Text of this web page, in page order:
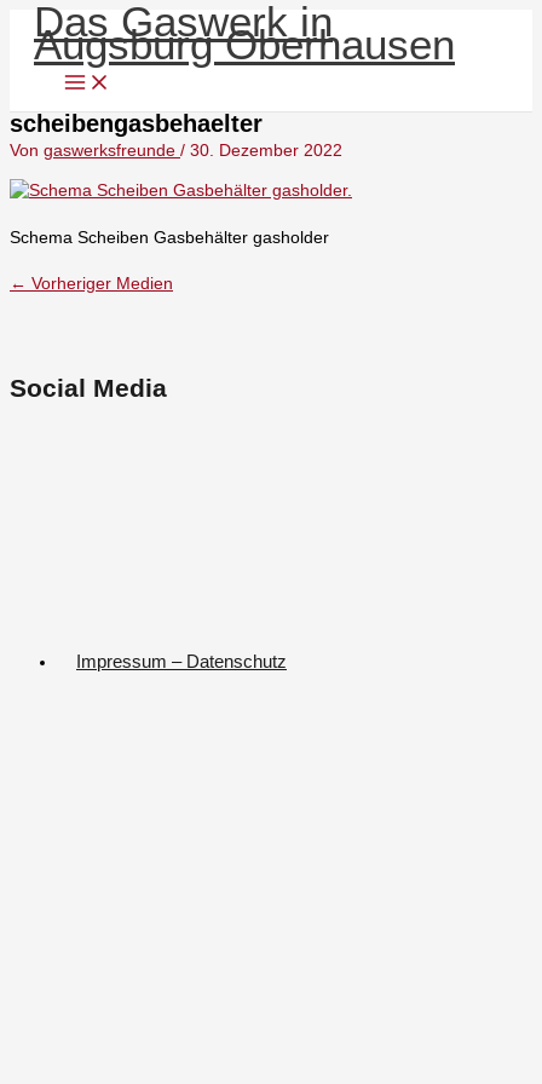
Zum
Inhalt
springen
Das Gaswerk in
Augsburg Oberhausen
scheibengasbehaelter
Von gaswerksfreunde / 30. Dezember 2022
Schema Scheiben Gasbehälter gasholder
← Vorheriger Medien
Social Media
Menü
Impressum – Datenschutz